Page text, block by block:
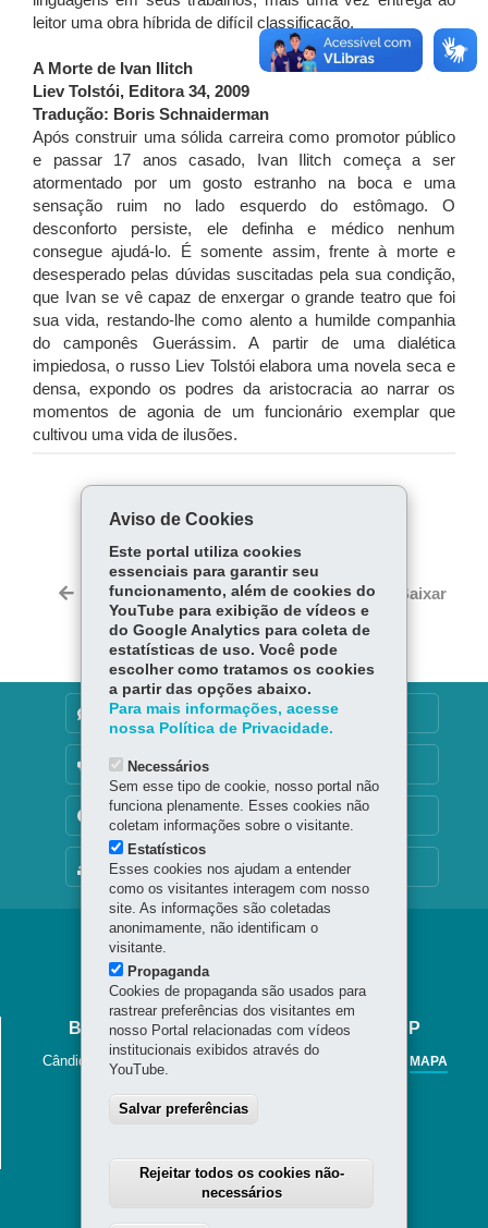
leitor uma obra híbrida de difícil classificação.
A Morte de Ivan Ilitch
Liev Tolstói, Editora 34, 2009
Tradução: Boris Schnaiderman
Após construir uma sólida carreira como promotor público
e passar 17 anos casado, Ivan Ilitch começa a ser
atormentado por um gosto estranho na boca e uma
sensação ruim no lado esquerdo do estômago. O
desconforto persiste, ele definha e médico nenhum
consegue ajudá-lo. É somente assim, frente à morte e
desesperado pelas dúvidas suscitadas pela sua condição,
que Ivan se vê capaz de enxergar o grande teatro que foi
sua vida, restando-lhe como alento a humilde companhia
do camponês Guerássim. A partir de uma dialética
impiedosa, o russo Liev Tolstói elabora uma novela seca e
densa, expondo os podres da aristocracia ao narrar os
momentos de agonia de um funcionário exemplar que
cultivou uma vida de ilusões.
ce
bo
ok
Tw
itt
er
ts
Ap
p
Voltar Início Imprimir Baixar
MAPA DO SITE
DENUNCIE CORRUPÇÃO
OUVIDORIA
TRANSPARÊNCIA INSTITUCIONAL
Navegação
Jornal
Cândido
BIBLIOTECA PÚBLICA DO PARANÁ - BPP
Cândido Lopes, 133 - Centro MAPA
Horário de Atendimento
Sábados das 8h30 às 13h.
Aviso de Cookies
Este portal utiliza cookies
essenciais para garantir seu
funcionamento, além de cookies do
YouTube para exibição de vídeos e
do Google Analytics para coleta de
estatísticas de uso. Você pode
escolher como tratamos os cookies
a partir das opções abaixo.
Para mais informações, acesse
nossa Política de Privacidade.
Necessários
Sem esse tipo de cookie, nosso portal não
funciona plenamente. Esses cookies não
coletam informações sobre o visitante.
Estatísticos
Esses cookies nos ajudam a entender
como os visitantes interagem com nosso
site. As informações são coletadas
anonimamente, não identificam o
visitante.
Propaganda
Cookies de propaganda são usados para
rastrear preferências dos visitantes em
nosso Portal relacionadas com vídeos
institucionais exibidos através do
YouTube.
Salvar preferências
Rejeitar todos os cookies não-
necessários